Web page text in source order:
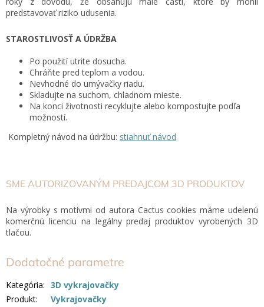
predstavovať riziko udusenia.
STAROSTLIVOSŤ A ÚDRŽBA
Po použití utrite dosucha.
Chráňte pred teplom a vodou.
Nevhodné do umývačky riadu.
Skladujte na suchom, chladnom mieste.
Na konci životnosti recyklujte alebo kompostujte podľa
možností.
Kompletný návod na údržbu: stiahnuť návod
SME AUTORIZOVANÝM PREDAJCOM 3D PRODUKTOV
Na výrobky s motívmi od autora Cactus cookies máme udelenú
komerčnú licenciu na legálny predaj produktov vyrobených 3D
tlačou.
Dodatočné parametre
Kategória: 3D vykrajovačky
Produkt:
Vykrajovačky